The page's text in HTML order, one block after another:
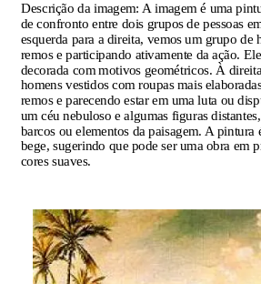
Descrição da imagem: A imagem é uma
de confronto entre dois grupos de pessoas
esquerda para a direita, vemos um grupo de
remos e participando ativamente da ação.
decorada com motivos geométricos. À
homens vestidos com roupas mais
remos e parecendo estar em uma luta ou
um céu nebuloso e algumas figuras
barcos ou elementos da paisagem. A pintura
bege, sugerindo que pode ser uma obra em
cores suaves.